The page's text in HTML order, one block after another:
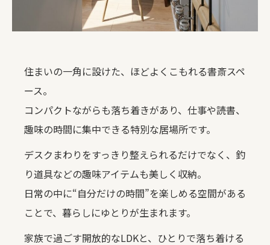
住まいの一角に設けた、ほどよくこもれる書斎スペ
ース。
コンパクトながらも落ち着きがあり、仕事や読書、
趣味の時間に集中できる特別な居場所です。
デスクまわりをすっきり整えられるだけでなく、釣
り道具などの趣味アイテムも美しく収納。
日常の中に“自分だけの時間”を楽しめる空間がある
ことで、暮らしにゆとりが生まれます。
家族で過ごす開放的なLDKと、ひとりで落ち着ける